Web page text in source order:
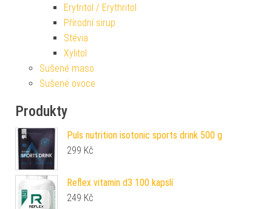
Erytritol / Erythritol
Přírodní sirup
Stévia
Xylitol
Sušené maso
Sušené ovoce
Produkty
Puls nutrition isotonic sports drink 500 g
299 Kč
Reflex vitamin d3 100 kapslí
249 Kč